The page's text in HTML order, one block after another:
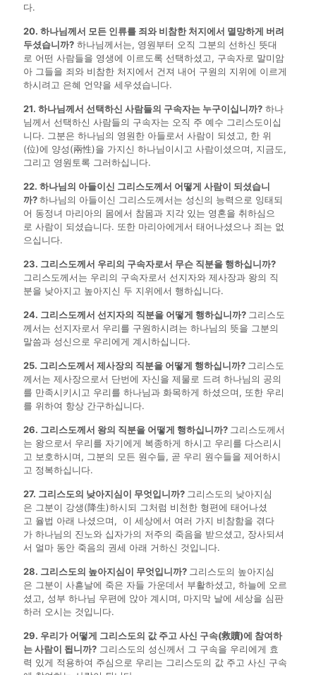
다.
20. 하나님께서 모든 인류를 죄와 비참한 처지에서 멸망하게 버려
두셨습니까? 하나님께서는, 영원부터 오직 그분의 선하신 뜻대
로 어떤 사람들을 영생에 이르도록 선택하셨고, 구속자로 말미암
아 그들을 죄와 비참한 처지에서 건져 내어 구원의 지위에 이르게
하시려고 은혜 언약을 세우셨습니다.
21. 하나님께서 선택하신 사람들의 구속자는 누구이십니까? 하나
님께서 선택하신 사람들의 구속자는 오직 주 예수 그리스도이십
니다. 그분은 하나님의 영원한 아들로서 사람이 되셨고, 한 위
(位)에 양성(兩性)을 가지신 하나님이시고 사람이셨으며, 지금도,
그리고 영원토록 그러하십니다.
22. 하나님의 아들이신 그리스도께서 어떻게 사람이 되셨습니
까?하나님의 아들이신 그리스도께서는 성신의 능력으로 잉태되
어 동정녀 마리아의 몸에서 참몸과 지각 있는 영혼을 취하심으
로 사람이 되셨습니다. 또한 마리아에게서 태어나셨으나 죄는 없
으십니다.
23. 그리스도께서 우리의 구속자로서 무슨 직분을 행하십니까?
그리스도께서는 우리의 구속자로서 선지자와 제사장과 왕의 직
분을 낮아지고 높아지신 두 지위에서 행하십니다.
24. 그리스도께서 선지자의 직분을 어떻게 행하십니까? 그리스도
께서는 선지자로서 우리를 구원하시려는 하나님의 뜻을 그분의
말씀과 성신으로 우리에게 계시하십니다.
25. 그리스도께서 제사장의 직분을 어떻게 행하십니까? 그리스도
께서는 제사장으로서 단번에 자신을 제물로 드려 하나님의 공의
를 만족시키시고 우리를 하나님과 화목하게 하셨으며, 또한 우리
를 위하여 항상 간구하십니다.
26. 그리스도께서 왕의 직분을 어떻게 행하십니까? 그리스도께서
는 왕으로서 우리를 자기에게 복종하게 하시고 우리를 다스리시
고 보호하시며, 그분의 모든 원수들, 곧 우리 원수들을 제어하시
고 정복하십니다.
27. 그리스도의 낮아지심이 무엇입니까? 그리스도의 낮아지심
은 그분이 강생(降生)하시되 그처럼 비천한 형편에 태어나셨
고 율법 아래 나셨으며, 이 세상에서 여러 가지 비참함을 겪다
가 하나님의 진노와 십자가의 저주의 죽음을 받으셨고, 장사되셔
서 얼마 동안 죽음의 권세 아래 거하신 것입니다.
28. 그리스도의 높아지심이 무엇입니까? 그리스도의 높아지심
은 그분이 사흗날에 죽은 자들 가운데서 부활하셨고, 하늘에 오르
셨고, 성부 하나님 우편에 앉아 계시며, 마지막 날에 세상을 심판
하러 오시는 것입니다.
29. 우리가 어떻게 그리스도의 값 주고 사신 구속(救贖)에 참여하
는 사람이 됩니까? 그리스도의 성신께서 그 구속을 우리에게 효
력 있게 적용하여 주심으로 우리는 그리스도의 값 주고 사신 구속